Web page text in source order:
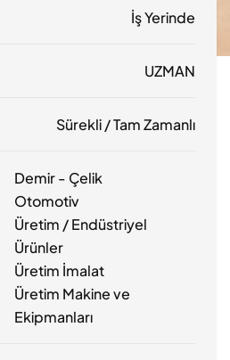
İş Yerinde
UZMAN
Sürekli / Tam Zamanlı
Demir - Çelik
Otomotiv
Üretim / Endüstriyel
Ürünler
Üretim İmalat
Üretim Makine ve
Ekipmanları